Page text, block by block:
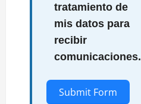
tratamiento de
mis datos para
recibir
comunicaciones.
Submit Form